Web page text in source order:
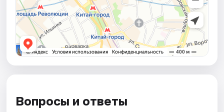
Вопросы и ответы